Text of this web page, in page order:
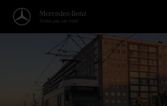
Véhicules
Applications